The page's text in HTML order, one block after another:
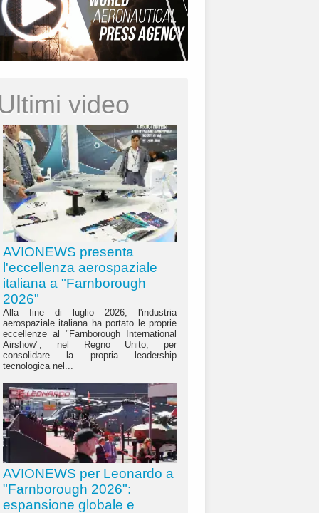
video
AVIONEWS presenta
l'eccellenza aerospaziale
italiana a "Farnborough
2026"
Alla fine di luglio 2026, l'industria
aerospaziale italiana ha portato le proprie
eccellenze al "Farnborough International
Airshow", nel Regno Unito, per
consolidare la propria leadership
tecnologica nel...
AVIONEWS per Leonardo a
"Farnborough 2026":
espansione globale e